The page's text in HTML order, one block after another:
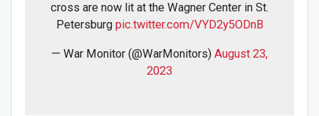
cross are now lit at the Wagner Center in St.
Petersburg pic.twitter.com/VYD2y5ODnB
— War Monitor (@WarMonitors) August 23,
2023